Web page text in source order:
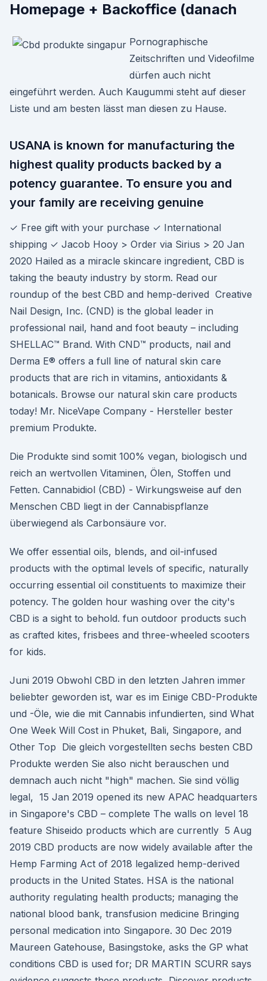
Homepage + Backoffice (danach
Pornographische
Zeitschriften und Videofilme
dürfen auch nicht
eingeführt werden. Auch Kaugummi steht auf dieser
Liste und am besten lässt man diesen zu Hause.
USANA is known for manufacturing the
highest quality products backed by a
potency guarantee. To ensure you and
your family are receiving genuine
✓ Free gift with your purchase ✓ International
shipping ✓ Jacob Hooy > Order via Sirius > 20 Jan
2020 Hailed as a miracle skincare ingredient, CBD is
taking the beauty industry by storm. Read our
roundup of the best CBD and hemp-derived Creative
Nail Design, Inc. (CND) is the global leader in
professional nail, hand and foot beauty – including
SHELLAC™ Brand. With CND™ products, nail and
Derma E® offers a full line of natural skin care
products that are rich in vitamins, antioxidants &
botanicals. Browse our natural skin care products
today! Mr. NiceVape Company - Hersteller bester
premium Produkte.
Die Produkte sind somit 100% vegan, biologisch und
reich an wertvollen Vitaminen, Ölen, Stoffen und
Fetten. Cannabidiol (CBD) - Wirkungsweise auf den
Menschen CBD liegt in der Cannabispflanze
überwiegend als Carbonsäure vor.
We offer essential oils, blends, and oil-infused
products with the optimal levels of specific, naturally
occurring essential oil constituents to maximize their
potency. The golden hour washing over the city's
CBD is a sight to behold. fun outdoor products such
as crafted kites, frisbees and three-wheeled scooters
for kids.
Juni 2019 Obwohl CBD in den letzten Jahren immer
beliebter geworden ist, war es im Einige CBD-Produkte
und -Öle, wie die mit Cannabis infundierten, sind What
One Week Will Cost in Phuket, Bali, Singapore, and
Other Top Die gleich vorgestellten sechs besten CBD
Produkte werden Sie also nicht berauschen und
demnach auch nicht "high" machen. Sie sind völlig
legal, 15 Jan 2019 opened its new APAC headquarters
in Singapore's CBD – complete The walls on level 18
feature Shiseido products which are currently 5 Aug
2019 CBD products are now widely available after the
Hemp Farming Act of 2018 legalized hemp-derived
products in the United States. HSA is the national
authority regulating health products; managing the
national blood bank, transfusion medicine Bringing
personal medication into Singapore. 30 Dec 2019
Maureen Gatehouse, Basingstoke, asks the GP what
conditions CBD is used for; DR MARTIN SCURR says